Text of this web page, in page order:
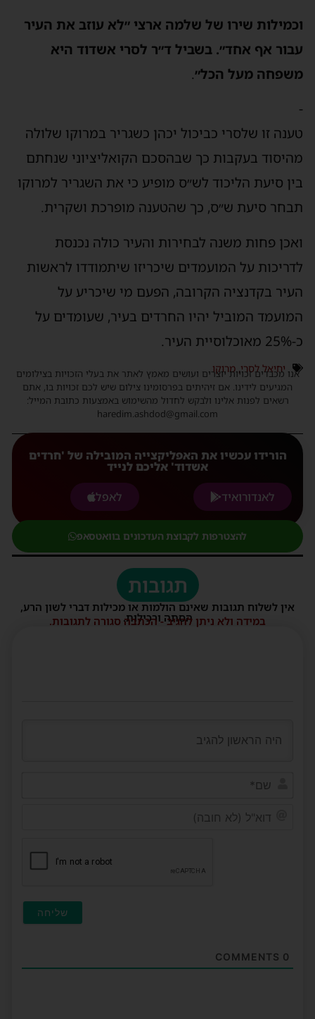
וכמילות שירו של שלמה ארצי ״לא עוזב את העיר
עבור אף אחד״. בשביל ד״ר לסרי אשדוד היא
משפחה מעל הכל״.
-
טענה זו שלסרי כביכול יכהן כשגריר במרוקו שלולה
מהיסוד בעקבות כך שבהסכם הקואליציוני שנחתם
בין סיעת הליכוד לש״ס מופיע כי את השגריר למרוקו
תבחר סיעת ש״ס, כך שהטענה מופרכת ושקרית.
ואכן פחות משנה לבחירות והעיר כולה נכנסת
לדריכות על המועמדים שיכריזו שיתמודדו לראשות
העיר בקדנציה הקרובה, הפעם מי שיכריע על
המועמד המוביל יהיו החרדים בעיר, שעומדים על
כ-25% מאוכלוסיית העיר.
יחיאל לסרי,מרוקו
אנו מכבדים זכויות יוצרים ועושים מאמץ לאתר את בעלי הזכויות בצילומים
המגיעים לידינו. אם זיהיתים בפרסומינו צילום שיש לכם זכויות בו, אתם
רשאים לפנות אלינו ולבקש לחדול מהשימוש באמצעות כתובת המייל:
haredim.ashdod@gmail.com
הורידו עכשיו את האפליקצייה המובילה של 'חרדים
אשדוד' אליכם לנייד
לאנדורואיד
לאפל
להצטרפות לקבוצת העדכונים בוואטסאפ
תגובות
אין לשלוח תגובות שאינם הולמות או מכילות דברי לשון הרע,
הסתה ורכילות.
במידה ולא ניתן להגיב - הכתבה סגורה לתגובות.
0